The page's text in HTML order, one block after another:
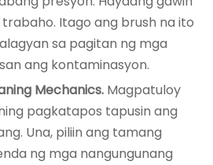
Itago ang brush na ito
sa pagitan ng mga
ang kontaminasyon.
Mechanics. Magpatuloy
pagkatapos tapusin ang
Una, piliin ang tamang
ng mga nangungunang